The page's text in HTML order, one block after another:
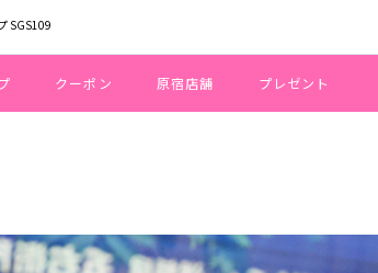
SGS109
クーポン 原宿店舗 プレゼント